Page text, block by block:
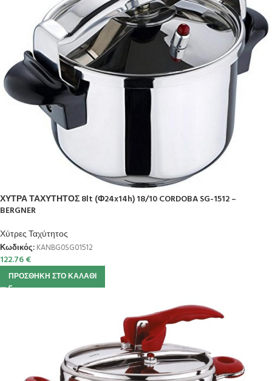
ΧΥΤΡΑ ΤΑΧΥΤΗΤΟΣ 8lt (Φ24x14h) 18/10 CORDOBA SG-1512 –
BERGNER
Χύτρες Ταχύτητος
Κωδικός: KANBG0SG01512
122.76€
ΠΡΟΣΘΉΚΗ ΣΤΟ ΚΑΛΆΘΙ